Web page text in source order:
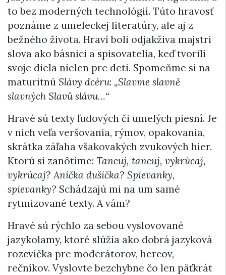
to bez moderných technológií. Túto hravosť
poznáme z umeleckej literatúry, ale aj z
bežného života. Hraví boli odjakživa majstri
slova ako básnici a spisovatelia, keď tvorili
svoje diela nielen pre deti. Spomeňme si na
maturitnú Slávy dcéru: „Slavme slavně
slavných Slavů slávu…“
Hravé sú texty ľudových či umelých piesní. Je
v nich veľa veršovania, rýmov, opakovania,
skrátka záľaha všakovakých zvukových hier.
Ktorú si zanôtime: Tancuj, tancuj, vykrúcaj,
vykrúcaj?Anička dušička? Spievanky,
spievanky? Schádzajú mi na um samé
rytmizované texty. A vám?
Hravé sú rýchlo za sebou vyslovované
jazykolamy, ktoré slúžia ako dobrá jazyková
rozcvička pre moderátorov, hercov,
rečníkov. Vyslovte bezchybne čo len päťkrát